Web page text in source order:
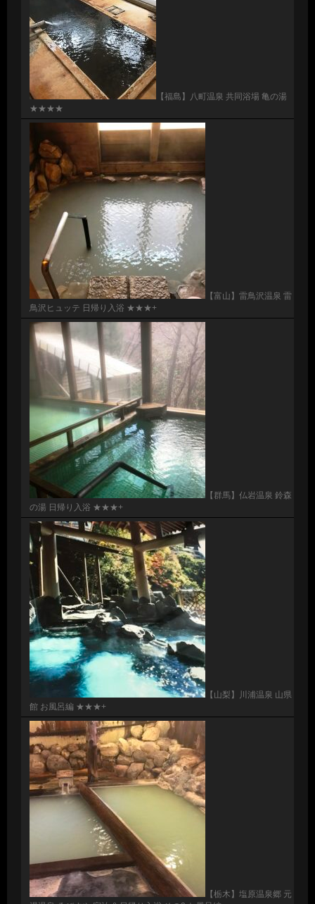
【福島】八町温泉 共同浴場 亀の湯
★★★★
【富山】雷鳥沢温泉 雷
鳥沢ヒュッテ 日帰り入浴 ★★★+
【群馬】仏岩温泉 鈴森
の湯 日帰り入浴 ★★★+
【山梨】川浦温泉 山県
館 お風呂編 ★★★+
【栃木】塩原温泉郷 元